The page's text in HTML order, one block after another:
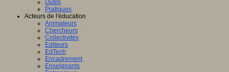
Outils
Pratiques
Acteurs de l'éducation
Animateurs
Chercheurs
Collectivités
Editeurs
EdTech
Encadrement
Enseignants